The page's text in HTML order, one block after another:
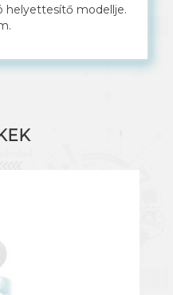
helyettesítő modellje.